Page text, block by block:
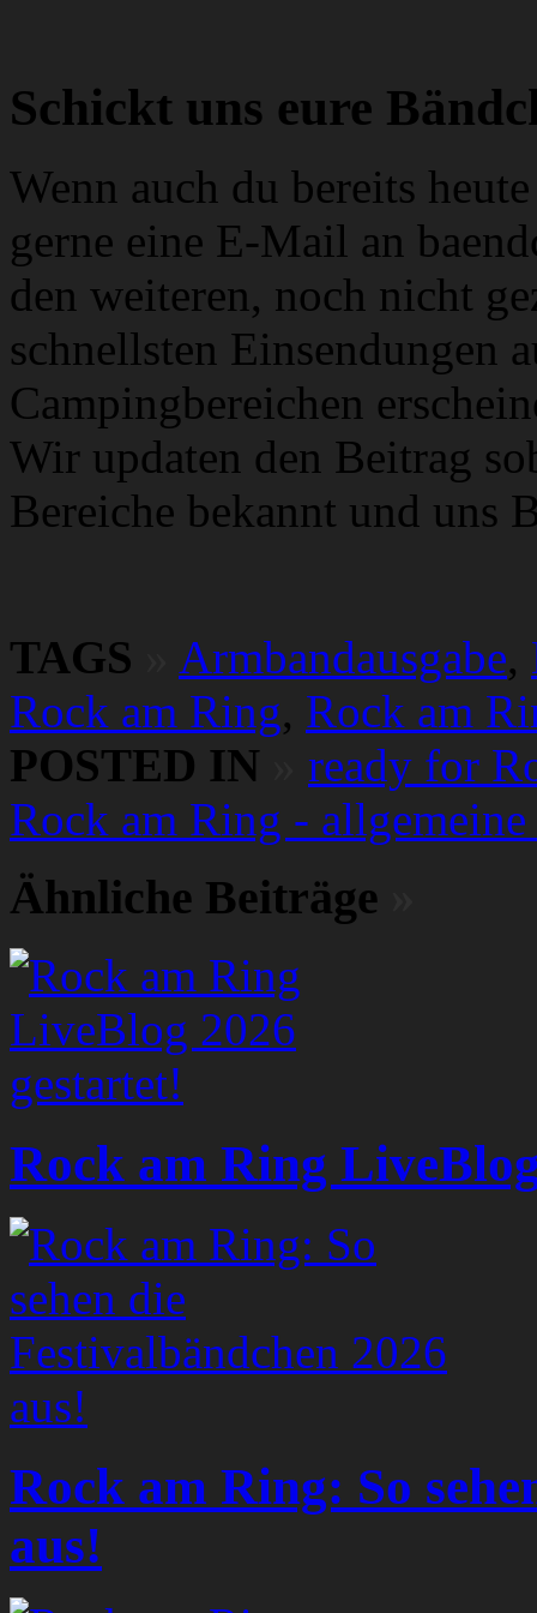
Schickt uns eure
Wenn auch du bereits
gerne eine E-Mail an
den weiteren, noch nicht
schnellsten Einsendungen
Campingbereichen
Wir updaten den Beitrag
Bereiche bekannt und uns
TAGS Armbandausgabe,
Rock am Ring, Rock am
POSTED IN
ready for
Rock am Ring -
Ähnliche Beiträge
Rock am Ring
Rock am Ring: So
aus!